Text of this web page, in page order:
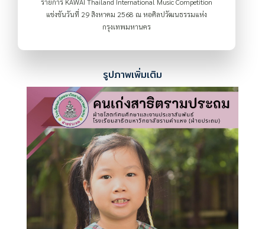
แข่งขันวันที่ 29 สิงหาคม 2568 ณ หอศิลปวัฒนธรรมแห่ง
กรุงเทพมหานคร
รูปภาพเพิ่มเติม